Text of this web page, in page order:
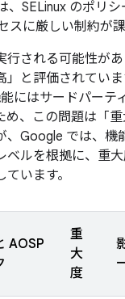
、SELinux のポリシ
スに厳しい制約が
行される可能性が
と評価されていま
にはサードパーテ
め、この問題は「
、Google では、機
ベルを根拠に、重大
います。
AOSP
重
大
度